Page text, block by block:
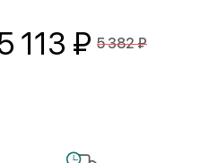
113 ₽ 5 382 ₽